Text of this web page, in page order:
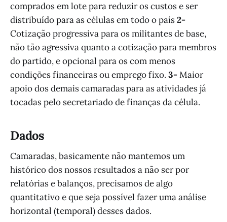
comprados em lote para reduzir os custos e ser
distribuído para as células em todo o país2-
Cotização progressiva para os militantes de base,
não tão agressiva quanto a cotização para membros
do partido, e opcional para os com menos
condições financeiras ou emprego fixo. 3-Maior
apoio dos demais camaradas para as atividades já
tocadas pelo secretariado de finanças da célula.
Dados
Camaradas, basicamente não mantemos um
histórico dos nossos resultados a não ser por
relatórias e balanços, precisamos de algo
quantitativo e que seja possível fazer uma análise
horizontal (temporal) desses dados.